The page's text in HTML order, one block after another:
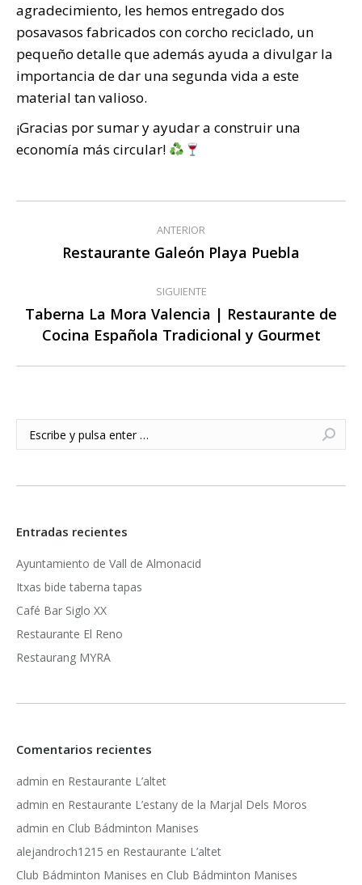
agradecimiento, les hemos entregado dos
posavasos fabricados con corcho reciclado, un
pequeño detalle que además ayuda a divulgar la
importancia de dar una segunda vida a este
material tan valioso.
¡Gracias por sumar y ayudar a construir una
economía más circular!
Navegación
entre
publicaciones
ANTERIOR
Publicación
Restaurante Galeón Playa Puebla
SIGUIENTE
Publicación
siguiente:
Taberna La Mora Valencia | Restaurante de
Cocina Española Tradicional y Gourmet
Buscar:
Entradas recientes
Ayuntamiento de Vall de Almonacid
Itxas bide taberna tapas
Café Bar Siglo XX
Restaurante El Reno
Restaurang MYRA
Comentarios recientes
admin en Restaurante L’altet
admin en Restaurante L’estany de la Marjal Dels Moros
admin en Club Bádminton Manises
alejandroch1215 en Restaurante L’altet
Club Bádminton Manises en Club Bádminton Manises